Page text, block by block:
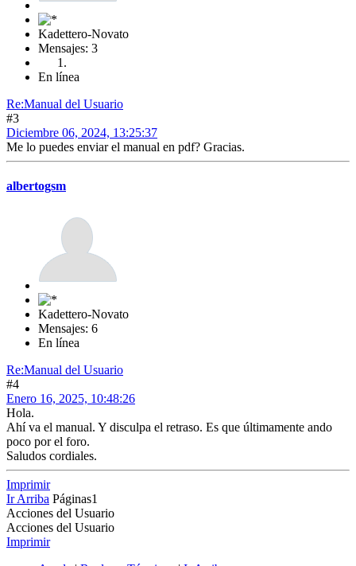
Kadettero-Novato
Mensajes: 3
En línea
Re:Manual del Usuario
#3
Diciembre 06, 2024, 13:25:37
Me lo puedes enviar el manual en pdf? Gracias.
albertogsm
Kadettero-Novato
Mensajes: 6
En línea
Re:Manual del Usuario
#4
Enero 16, 2025, 10:48:26
Hola.
Ahí va el manual. Y disculpa el retraso. Es que últimamente ando
poco por el foro.
Saludos cordiales.
Imprimir
Ir Arriba Páginas1
Acciones del Usuario
Acciones del Usuario
Imprimir